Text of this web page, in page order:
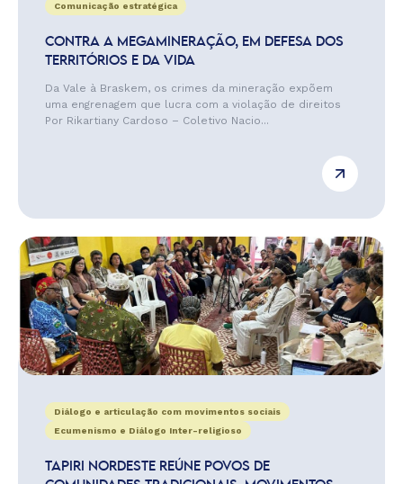
Comunicação estratégica
CONTRA A MEGAMINERAÇÃO, EM DEFESA DOS
TERRITÓRIOS E DA VIDA
Da Vale à Braskem, os crimes da mineração expõem
uma engrenagem que lucra com a violação de direitos
Por Rikartiany Cardoso – Coletivo Nacio...
Diálogo e articulação com movimentos sociais
Ecumenismo e Diálogo Inter-religioso
TAPIRI NORDESTE REÚNE POVOS DE